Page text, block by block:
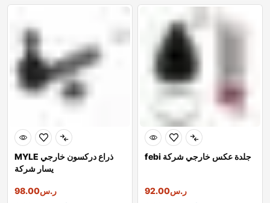
MYLE ذراع دركسون خارجي
يسار شركة
ر.س98.00
febi جلدة عكس خارجي شركة
ر.س92.00